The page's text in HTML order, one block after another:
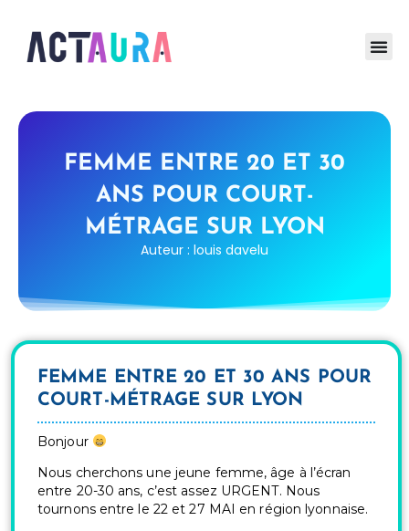
FEMME ENTRE 20 ET 30
ANS POUR COURT-
MÉTRAGE SUR LYON
Auteur : louis davelu
FEMME ENTRE 20 ET 30 ANS POUR
COURT-MÉTRAGE SUR LYON
Bonjour
Nous cherchons une jeune femme, âge à l’écran
entre 20-30 ans, c’est assez URGENT. Nous
tournons entre le 22 et 27 MAI en région lyonnaise.